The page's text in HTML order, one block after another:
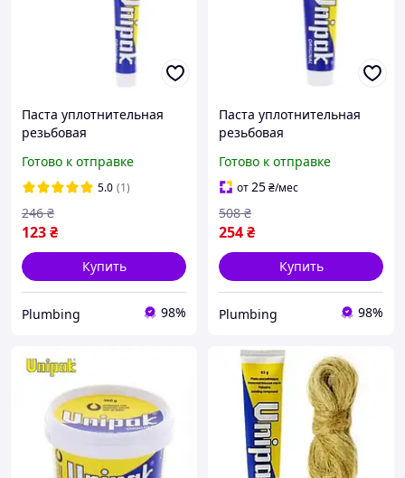
Паста уплотнительная
резьбовая
уплотнения резьбовых
соединений Unipak 75г
Готово к отправке
5.0 (1)
123₴
246 ₴
Купить
Plumbing 98%
Паста уплотнительная
резьбовая
уплотнения резьбовых
соединений Unipak 250г
Готово к отправке
от25₴/мес
254₴
508 ₴
Купить
Plumbing 98%